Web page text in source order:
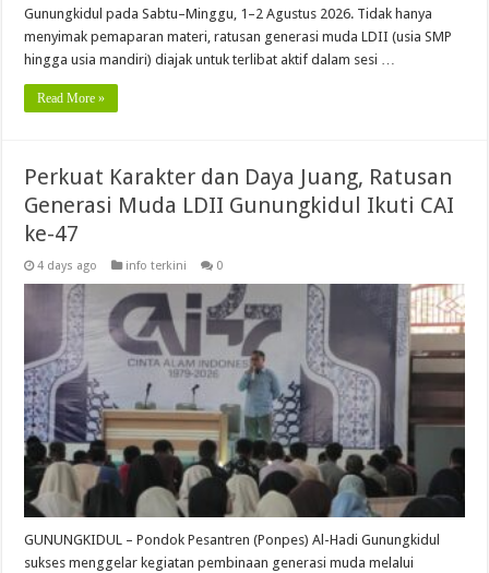
Gunungkidul pada Sabtu–Minggu, 1–2 Agustus 2026. Tidak hanya
menyimak pemaparan materi, ratusan generasi muda LDII (usia SMP
hingga usia mandiri) diajak untuk terlibat aktif dalam sesi …
Read More »
Perkuat Karakter dan Daya Juang, Ratusan
Generasi Muda LDII Gunungkidul Ikuti CAI
ke-47
4 days ago info terkini 0
GUNUNGKIDUL – Pondok Pesantren (Ponpes) Al-Hadi Gunungkidul
sukses menggelar kegiatan pembinaan generasi muda melalui